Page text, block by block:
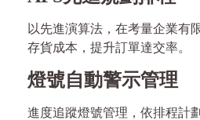
以先進演算法，在考量企業有
存貨成本，提升訂單達交率。
燈號自動警示管理
進度追蹤燈號管理，依排程計劃